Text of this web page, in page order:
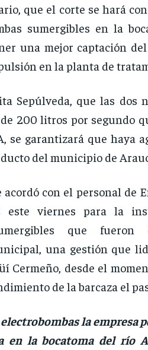
que el corte se hará
sumergibles en la
una mejor captación
en la planta de
Sepúlveda, que las dos
200 litros por segundo
se garantizará que haya
del municipio de
acordó con el personal de
este viernes para la
que
una gestión que
Cermeño, desde el
de la barcaza el
electrobombas la empresa
en la bocatoma del río